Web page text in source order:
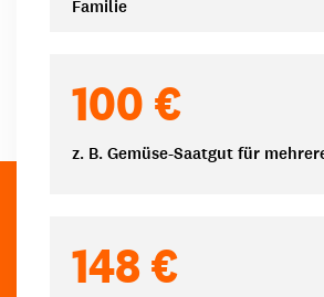
Familie
100 €
z. B. Gemüse-Saatgut für
148 €